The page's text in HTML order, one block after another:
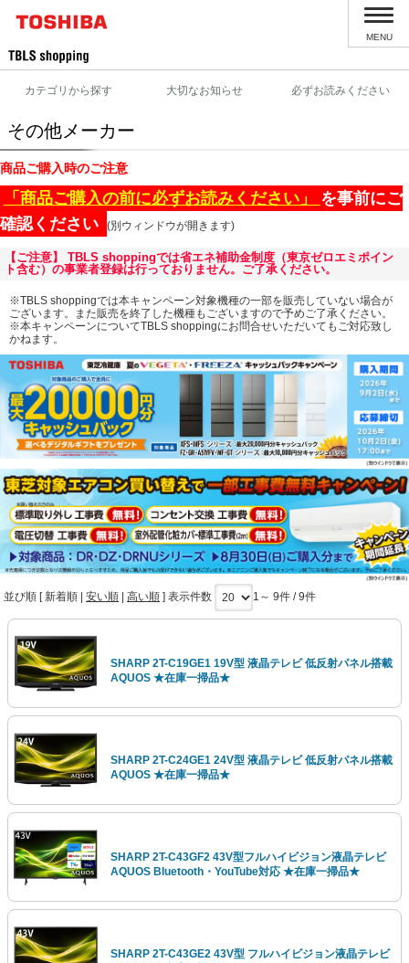
MENU
カテゴリから探す 大切なお知らせ 必ずお読みください
その他メーカー
商品ご購入時のご注意
「商品ご購入の前に必ずお読みください」 を事前にご
確認ください
(別ウィンドウが開きます)
【ご注意】 TBLS shoppingでは省エネ補助金制度（東京ゼロエミポイン
ト含む）の事業者登録は行っておりません。ご了承ください。
※TBLS shoppingでは本キャンペーン対象機種の一部を販売していない場合が
ございます。また販売を終了した機種もございますので予めご了承ください。
※本キャンペーンについてTBLS shoppingにお問合せいただいてもご対応致し
かねます。
並び順 [新着順 安い順 高い順 ] 表示件数 1～ 9件 / 9件
SHARP 2T-C19GE1 19V型 液晶テレビ 低反射パネル搭載
AQUOS ★在庫一掃品★
SHARP 2T-C24GE1 24V型 液晶テレビ 低反射パネル搭載
AQUOS ★在庫一掃品★
SHARP 2T-C43GF2 43V型フルハイビジョン液晶テレビ
AQUOS Bluetooth・YouTube対応 ★在庫一掃品★
SHARP 2T-C43GE2 43V型 フルハイビジョン液晶テレビ